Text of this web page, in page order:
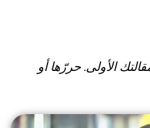
الأولى. حررّها أو